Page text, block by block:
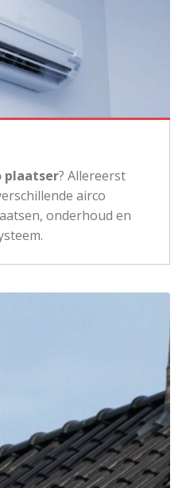
plaatser? Allereerst
airco
onderhoud en